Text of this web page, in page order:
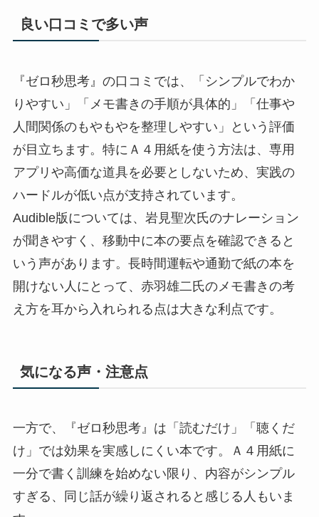
良い口コミで多い声
『ゼロ秒思考』の口コミでは、「シンプルでわか
りやすい」「メモ書きの手順が具体的」「仕事や
人間関係のもやもやを整理しやすい」という評価
が目立ちます。特にＡ４用紙を使う方法は、専用
アプリや高価な道具を必要としないため、実践の
ハードルが低い点が支持されています。
Audible版については、岩見聖次氏のナレーション
が聞きやすく、移動中に本の要点を確認できると
いう声があります。長時間運転や通勤で紙の本を
開けない人にとって、赤羽雄二氏のメモ書きの考
え方を耳から入れられる点は大きな利点です。
気になる声・注意点
一方で、『ゼロ秒思考』は「読むだけ」「聴くだ
け」では効果を実感しにくい本です。Ａ４用紙に
一分で書く訓練を始めない限り、内容がシンプル
すぎる、同じ話が繰り返されると感じる人もいま